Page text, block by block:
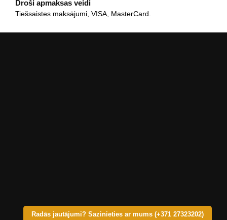
Radās jautājumi? Sazinieties ar mums (+371 27323202)
Droši apmaksas veidi
Tiešsaistes maksājumi, VISA, MasterCard.
© Copyright 2025 – KRASTS A SIA